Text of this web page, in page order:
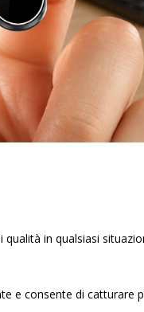
in qualsiasi
e consente di catturare